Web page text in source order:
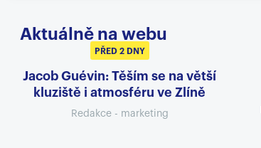
Aktuálně na webu
PŘED 2 DNY
Jacob Guévin: Těším se na větší
kluziště i atmosféru ve Zlíně
Redakce - marketing